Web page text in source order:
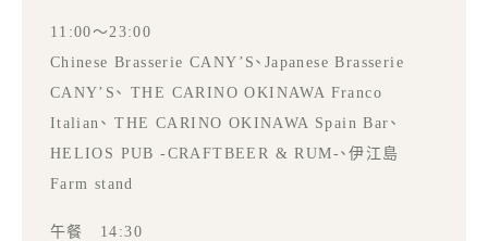
11:00～23:00
Chinese Brasserie CANY’S、Japanese Brasserie
CANY’S、 THE CARINO OKINAWA Franco
Italian、 THE CARINO OKINAWA Spain Bar、
HELIOS PUB -CRAFTBEER & RUM-、伊江島
Farm stand
午餐 14:30